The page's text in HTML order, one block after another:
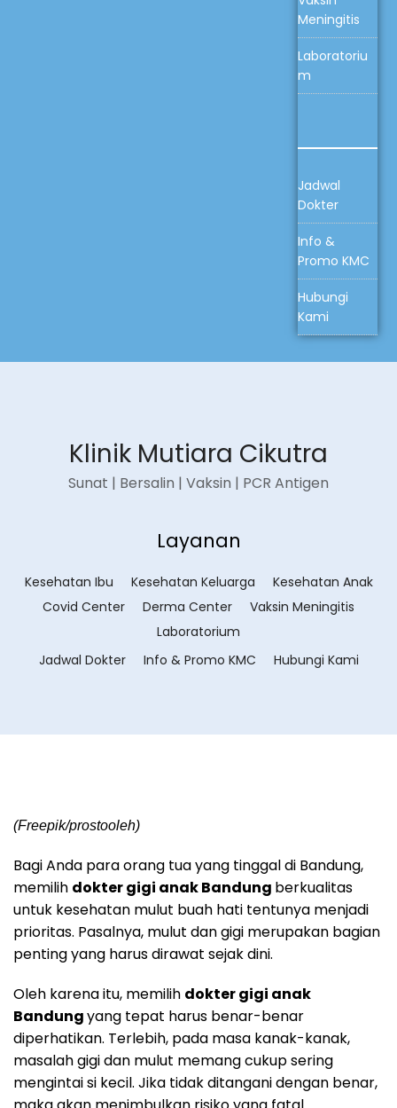
Meningitis
Laboratoriu
m
Jadwal
Dokter
Info &
Promo KMC
Hubungi
Kami
Klinik Mutiara Cikutra
Sunat | Bersalin | Vaksin | PCR Antigen
Layanan
Kesehatan Ibu Kesehatan Keluarga
Kesehatan Anak
Covid Center
Derma Center
Vaksin Meningitis
Laboratorium
Jadwal Dokter
Info & Promo KMC Hubungi Kami
(Freepik/prostooleh)
Bagi Anda para orang tua yang tinggal di Bandung,
memilih dokter gigi anak Bandung berkualitas
untuk kesehatan mulut buah hati tentunya menjadi
prioritas. Pasalnya, mulut dan gigi merupakan bagian
penting yang harus dirawat sejak dini.
Oleh karena itu, memilih dokter gigi anak
Bandungyang tepat harus benar-benar
diperhatikan. Terlebih, pada masa kanak-kanak,
masalah gigi dan mulut memang cukup sering
mengintai si kecil. Jika tidak ditangani dengan benar,